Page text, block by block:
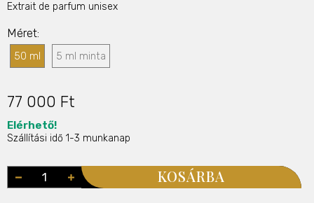
Extrait de parfum unisex
Méret
50 ml 5 ml minta
77 000 Ft
Elérhető!
Szállítási idő 1-3 munkanap
KOSÁRBA